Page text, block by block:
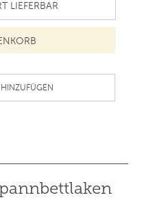
LIEFERBAR